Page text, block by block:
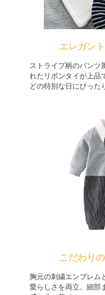
エレガン
ストライプ柄のパンツ
れたリボンタイが上品
どの特別な日にぴった
こだわり
胸元の刺繍エンブレム
愛らしさを両立。細部